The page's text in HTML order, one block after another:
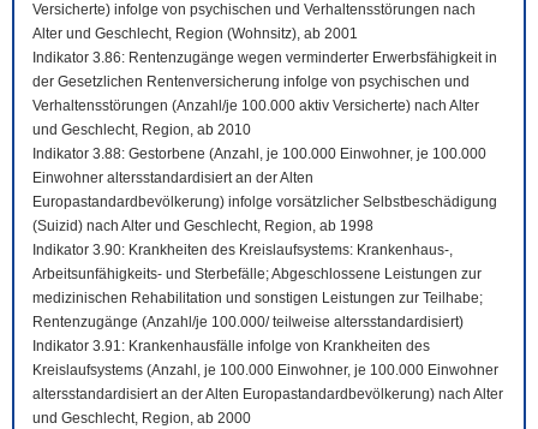
Versicherte) infolge von psychischen und Verhaltensstörungen nach
Alter und Geschlecht, Region (Wohnsitz), ab 2001
Indikator 3.86: Rentenzugänge wegen verminderter Erwerbsfähigkeit in
der Gesetzlichen Rentenversicherung infolge von psychischen und
Verhaltensstörungen (Anzahl/je 100.000 aktiv Versicherte) nach Alter
und Geschlecht, Region, ab 2010
Indikator 3.88: Gestorbene (Anzahl, je 100.000 Einwohner, je 100.000
Einwohner altersstandardisiert an der Alten
Europastandardbevölkerung) infolge vorsätzlicher Selbstbeschädigung
(Suizid) nach Alter und Geschlecht, Region, ab 1998
Indikator 3.90: Krankheiten des Kreislaufsystems: Krankenhaus-,
Arbeitsunfähigkeits- und Sterbefälle; Abgeschlossene Leistungen zur
medizinischen Rehabilitation und sonstigen Leistungen zur Teilhabe;
Rentenzugänge (Anzahl/je 100.000/ teilweise altersstandardisiert)
Indikator 3.91: Krankenhausfälle infolge von Krankheiten des
Kreislaufsystems (Anzahl, je 100.000 Einwohner, je 100.000 Einwohner
altersstandardisiert an der Alten Europastandardbevölkerung) nach Alter
und Geschlecht, Region, ab 2000